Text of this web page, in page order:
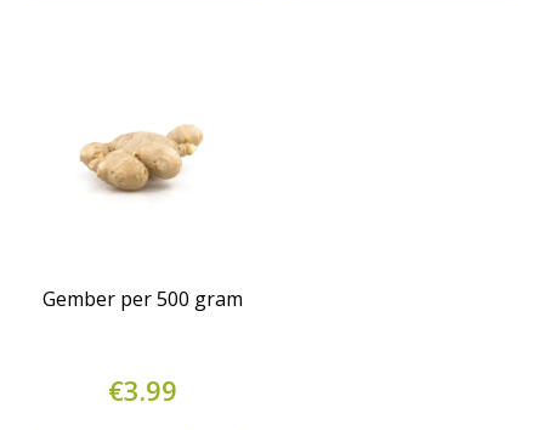
Gember per 500 gram
€3.99